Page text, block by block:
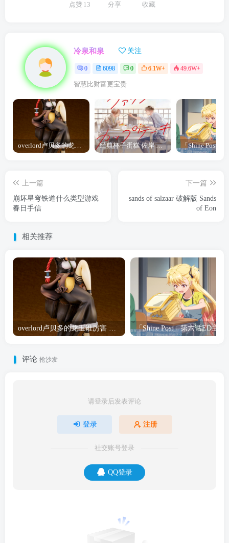
点赞 13 分享 收藏
冷泉和泉 关注
0 6098 0 6.1W+ 49.6W+
智慧比财富更宝贵
overlord卢贝多的龙王谁厉害 「Overlord」露普斯蕾琪娜·贝塔手办开订 经典杯子蛋糕 佐岸 漫画「经典杯子蛋糕」宣布真人日剧化
上一篇
崩坏星穹铁道什么类型游戏
春日手信
下一篇
sands of salzaar 破解版 Sands
of Eon
相关推荐
overlord卢贝多的龙王谁厉害 「Overlord」露普斯蕾琪娜·贝塔手办开订
评论 抢沙发
请登录后发表评论
登录 注册
社交账号登录
QQ登录